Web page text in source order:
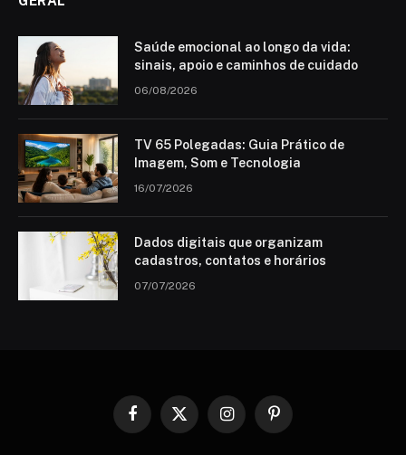
Saúde emocional ao longo da vida:
sinais, apoio e caminhos de cuidado
06/08/2026
TV 65 Polegadas: Guia Prático de
Imagem, Som e Tecnologia
16/07/2026
Dados digitais que organizam
cadastros, contatos e horários
07/07/2026
Facebook
X
InstagramPinterest